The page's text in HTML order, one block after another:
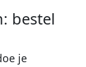
bestel
je